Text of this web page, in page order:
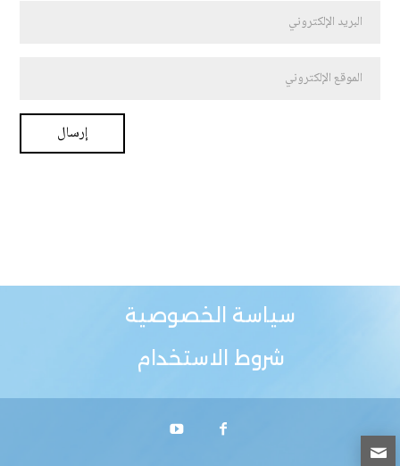
سياسة الخصوصية
شروط الاستخدام